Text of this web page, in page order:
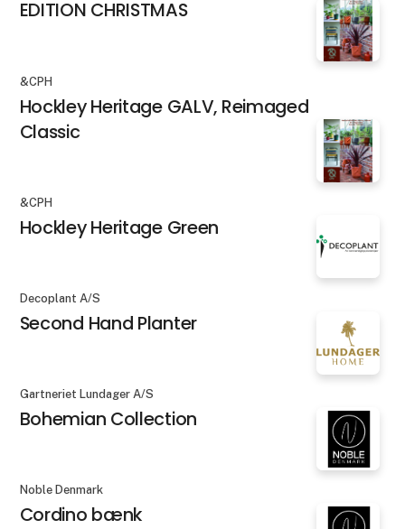
EDITION CHRISTMAS
&CPH
Hockley Heritage GALV, Reimaged
Classic
&CPH
Hockley Heritage Green
Decoplant A/S
Second Hand Planter
Gartneriet Lundager A/S
Bohemian Collection
Noble Denmark
Cordino bænk